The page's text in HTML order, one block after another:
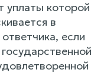
уплаты которой
в
если